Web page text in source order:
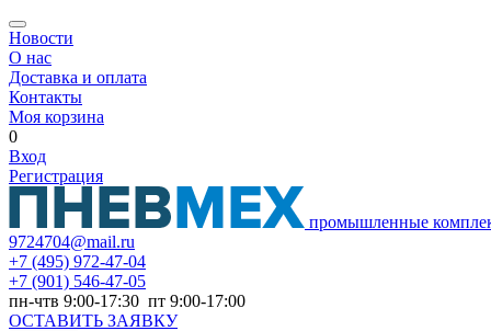
Новости
О нас
Доставка и оплата
Контакты
Моя корзина
0
Вход
Регистрация
промышленные
9724704@mail.ru
+7 (495) 972-47-04
+7 (901) 546-47-05
пн-чтв 9:00-17:30 пт 9:00-17:00
ОСТАВИТЬ ЗАЯВКУ